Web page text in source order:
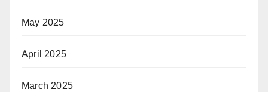
May 2025
April 2025
March 2025